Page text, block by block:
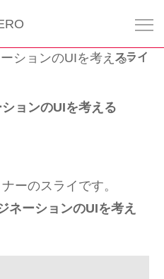
スライ
ションのUIを考える
ーのスライです。
ネーションのUIを考え